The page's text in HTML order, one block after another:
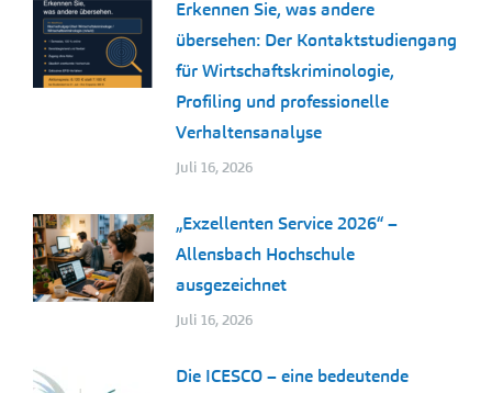
Erkennen Sie, was andere
übersehen: Der Kontaktstudiengang
für Wirtschaftskriminologie,
Profiling und professionelle
Verhaltensanalyse
Juli 16, 2026
„Exzellenten Service 2026“ –
Allensbach Hochschule
ausgezeichnet
Juli 16, 2026
Die ICESCO – eine bedeutende